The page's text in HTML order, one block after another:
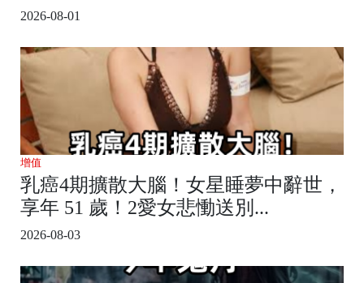
2026-08-01
增值
乳癌4期擴散大腦！女星睡夢中辭世，
享年 51 歲！2愛女悲慟送別...
2026-08-03